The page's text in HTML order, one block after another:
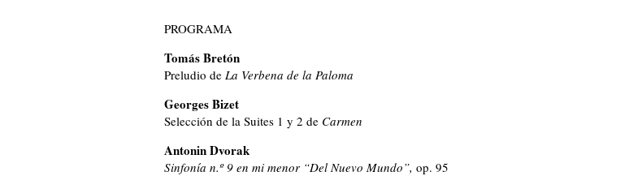
PROGRAMA
Tomás Bretón
Preludio de La Verbena de la Paloma
Georges Bizet
Selección de la Suites 1 y 2 de Carmen
Antonin Dvorak
Sinfonía n.º 9 en mi menor “Del Nuevo Mundo”, op. 95